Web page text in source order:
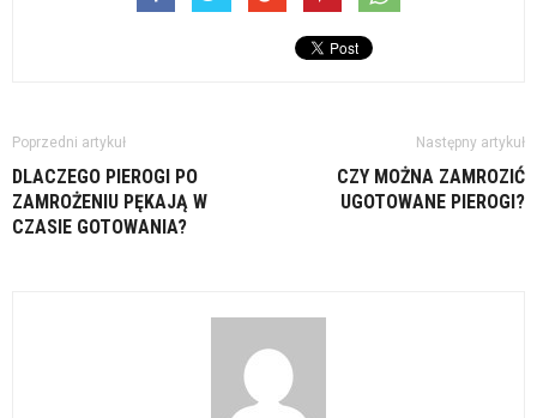
Poprzedni artykuł
DLACZEGO PIEROGI PO
ZAMROŻENIU PĘKAJĄ W
CZASIE GOTOWANIA?
Następny artykuł
CZY MOŻNA ZAMROZIĆ
UGOTOWANE PIEROGI?